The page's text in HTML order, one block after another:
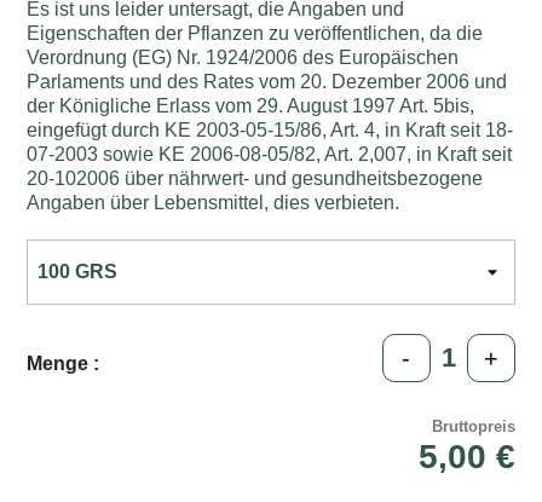
Es ist uns leider untersagt, die Angaben und
Eigenschaften der Pflanzen zu veröffentlichen, da die
Verordnung (EG) Nr. 1924/2006 des Europäischen
Parlaments und des Rates vom 20. Dezember 2006 und
der Königliche Erlass vom 29. August 1997 Art. 5bis,
eingefügt durch KE 2003-05-15/86, Art. 4, in Kraft seit 18-
07-2003 sowie KE 2006-08-05/82, Art. 2,007, in Kraft seit
20-102006 über nährwert- und gesundheitsbezogene
Angaben über Lebensmittel, dies verbieten.
Menge : - +
Bruttopreis
5,00 €